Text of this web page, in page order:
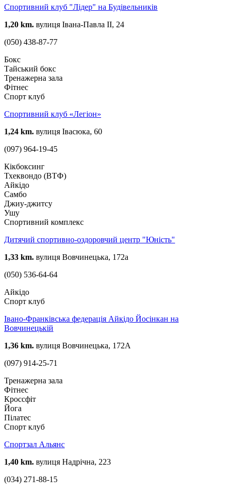
Спортивний клуб "Лідер" на Будівельників
1,20 km. вулиця Івана-Павла ІІ, 24
(050) 438-87-77
Бокс
Тайський бокс
Тренажерна зала
Фітнес
Спорт клуб
Спортивний клуб «Легіон»
1,24 km. вулиця Івасюка, 60
(097) 964-19-45
Кікбоксинг
Тхеквондо (ВТФ)
Айкідо
Самбо
Джиу-джитсу
Ушу
Спортивний комплекс
Дитячий спортивно-оздоровчий центр "Юність"
1,33 km. вулиця Вовчинецька, 172а
(050) 536-64-64
Айкідо
Спорт клуб
Івано-Франківська федерація Айкідо Йосінкан на
Вовчинецькій
1,36 km. вулиця Вовчинецька, 172А
(097) 914-25-71
Тренажерна зала
Фітнес
Кроссфіт
Йога
Пілатес
Спорт клуб
Спортзал Альянс
1,40 km. вулиця Надрічна, 223
(034) 271-88-15